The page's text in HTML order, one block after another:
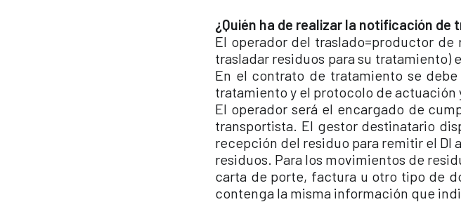
¿Quién ha de realizar la notificación de
El operador del traslado=productor
trasladar residuos para su tratamiento)
En el contrato de tratamiento se
tratamiento y el protocolo de actuación
El operador será el encargado de
transportista. El gestor destinatario
recepción del residuo para remitir el DI
residuos. Para los movimientos de
carta de porte, factura u otro tipo de
contenga la misma información que